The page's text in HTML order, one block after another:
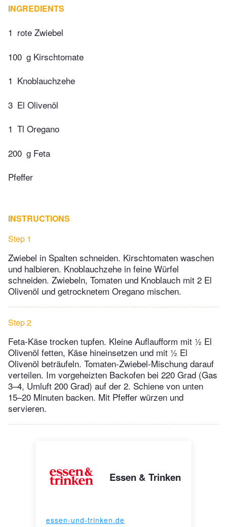
INGREDIENTS
1 rote Zwiebel
100 g Kirschtomate
1 Knoblauchzehe
3 El Olivenöl
1 Tl Oregano
200 g Feta
Pfeffer
INSTRUCTIONS
Step 1
Zwiebel in Spalten schneiden. Kirschtomaten waschen
und halbieren. Knoblauchzehe in feine Würfel
schneiden. Zwiebeln, Tomaten und Knoblauch mit 2 El
Olivenöl und getrocknetem Oregano mischen.
Step 2
Feta-Käse trocken tupfen. Kleine Auflaufform mit ½ El
Olivenöl fetten, Käse hineinsetzen und mit ½ El
Olivenöl beträufeln. Tomaten-Zwiebel-Mischung darauf
verteilen. Im vorgeheizten Backofen bei 220 Grad (Gas
3–4, Umluft 200 Grad) auf der 2. Schiene von unten
15–20 Minuten backen. Mit Pfeffer würzen und
servieren.
Essen & Trinken
essen-und-trinken.de